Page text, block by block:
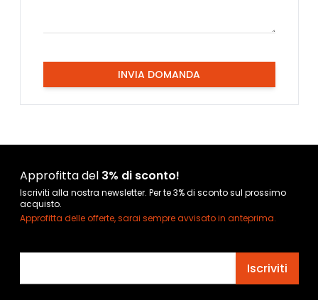
INVIA DOMANDA
Approfitta del 3% di sconto!
Iscriviti alla nostra newsletter. Per te 3% di sconto sul prossimo
acquisto.
Approfitta delle offerte, sarai sempre avvisato in anteprima.
Iscriviti